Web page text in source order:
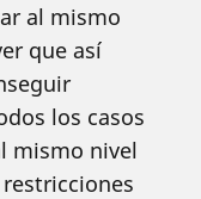
al mismo
que así
los casos
mismo nivel